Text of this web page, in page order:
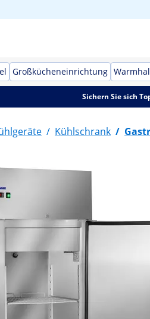
Großkücheneinrichtung
Sichern Sie sich
/ Kühlschrank /